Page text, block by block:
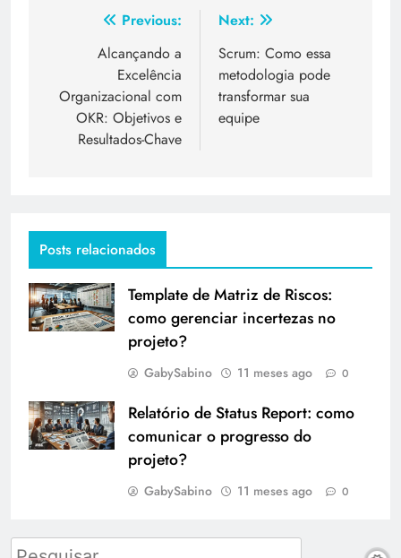
Previous:
Alcançando a
Excelência
Organizacional com
OKR: Objetivos e
Resultados-Chave
Next:
Scrum: Como essa
metodologia pode
transformar sua
equipe
Posts relacionados
Template de Matriz de Riscos:
como gerenciar incertezas no
projeto?
GabySabino 11 meses ago 0
Relatório de Status Report: como
comunicar o progresso do
projeto?
GabySabino 11 meses ago 0